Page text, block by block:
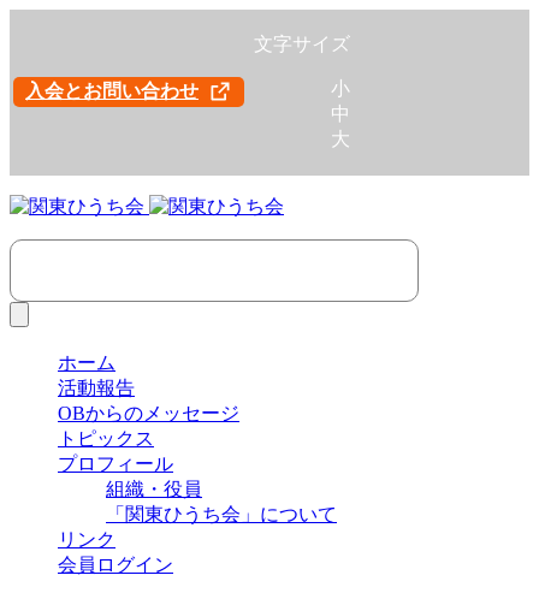
入会とお問い合わせ
文字サイズ
小
中
大
ホーム
活動報告
OBからのメッセージ
トピックス
プロフィール
組織・役員
「関東ひうち会」について
リンク
会員ログイン